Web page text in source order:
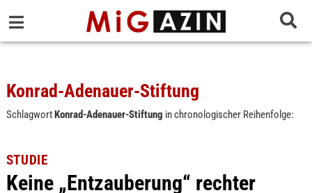
Konrad-Adenauer-Stiftung
SchlagwortKonrad-Adenauer-Stiftung in chronologischer Reihenfolge:
STUDIE
Keine „Entzauberung“ rechter